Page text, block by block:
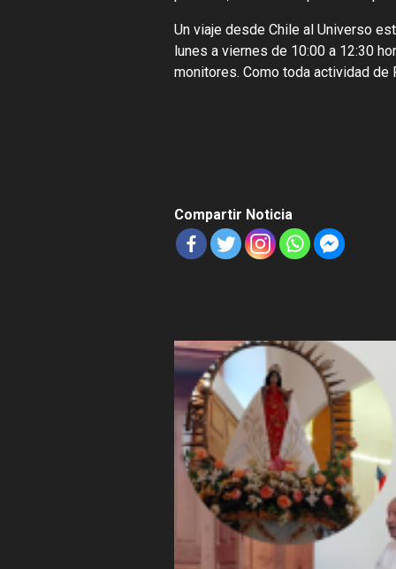
Un viaje desde Chile al Universo
lunes a viernes de 10:00 a 12:30
monitores. Como toda actividad de
Compartir Noticia